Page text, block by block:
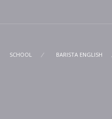
SCHOOL BARISTA ENGLISH